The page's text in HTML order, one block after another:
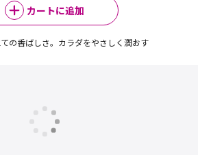
カートに追加
の香ばしさ。カラダをやさしく潤おす